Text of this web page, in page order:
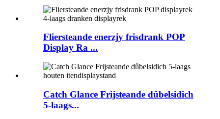
Fliersteande enerzjy frisdrank POP
Display Ra ...
Catch Glance Frijsteande dûbelsidich
5-laags...